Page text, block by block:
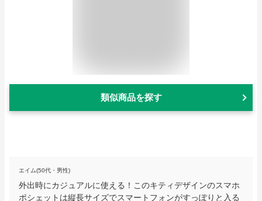
類似商品を探す
エイム(50代・男性)
外出時にカジュアルに使える！このキティデザインのスマホ
ポシェットは縦長サイズでスマートフォンがすっぽりと入る